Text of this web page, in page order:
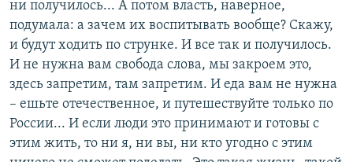
ни получилось... А потом власть, наверное,
подумала: а зачем их воспитывать вообще? Скажу,
и будут ходить по струнке. И все так и получилось.
И не нужна вам свобода слова, мы закроем это,
здесь запретим, там запретим. И еда вам не нужна
– ешьте отечественное, и путешествуйте только по
России... И если люди это принимают и готовы с
этим жить, то ни я, ни вы, ни кто угодно с этим